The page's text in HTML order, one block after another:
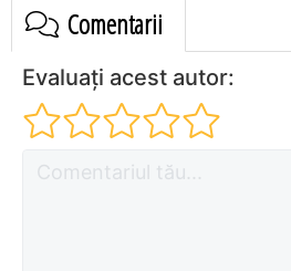
Comentarii
Evaluați acest autor: